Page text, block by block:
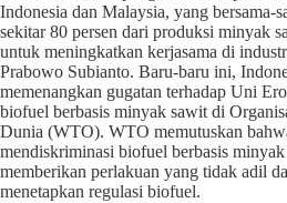
Indonesia dan Malaysia, yang bersama-
sekitar 80 persen dari produksi minyak
untuk meningkatkan kerjasama di
Prabowo Subianto. Baru-baru ini,
memenangkan gugatan terhadap Uni
biofuel berbasis minyak sawit di
Dunia (WTO). WTO memutuskan
mendiskriminasi biofuel berbasis
memberikan perlakuan yang tidak adil
menetapkan regulasi biofuel.